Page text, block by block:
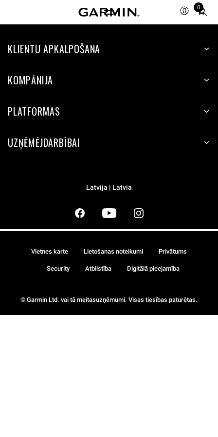
0
Total
items
cart:
KLIENTU APKALPOŠANA
KOMPĀNIJA
PLATFORMAS
UZŅĒMĒJDARBĪBAI
Latvija | Latvia
© Garmin Ltd. vai tā meitasuzņēmumi. Visas tiesības paturētas.
Vietnes karte Lietošanas noteikumi Privātums
Security Atbilstība Digitālā pieejamība